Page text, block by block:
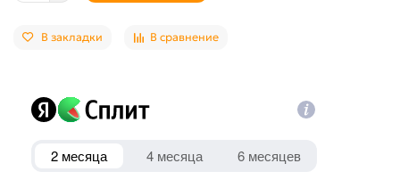
В закладки В сравнение